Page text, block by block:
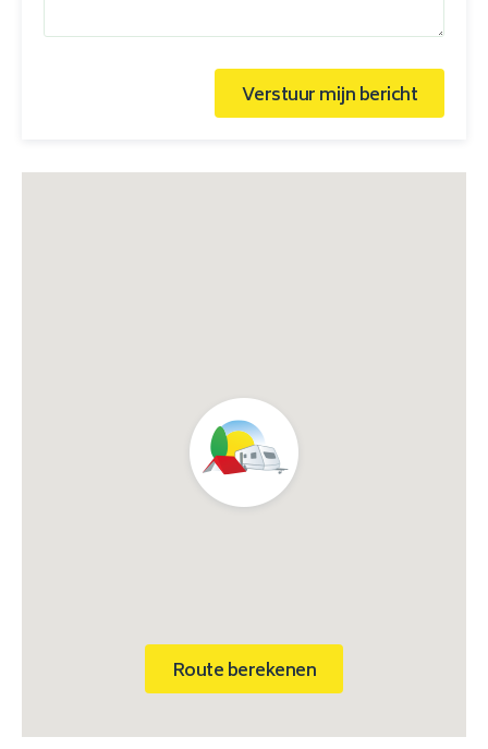
Verstuur mijn bericht
Route berekenen